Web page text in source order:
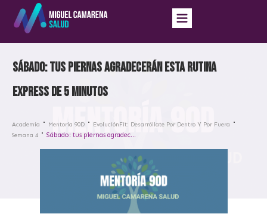
Sábado: tus piernas agradecerán esta rutina
express de 5 minutos
Academia Mentoría 90D
EvoluciónFit: Desarróllate Por Dentro Y Por Fuera
Semana 4
Sábado: tus piernas agradecerán esta rutina express de 5 minutos